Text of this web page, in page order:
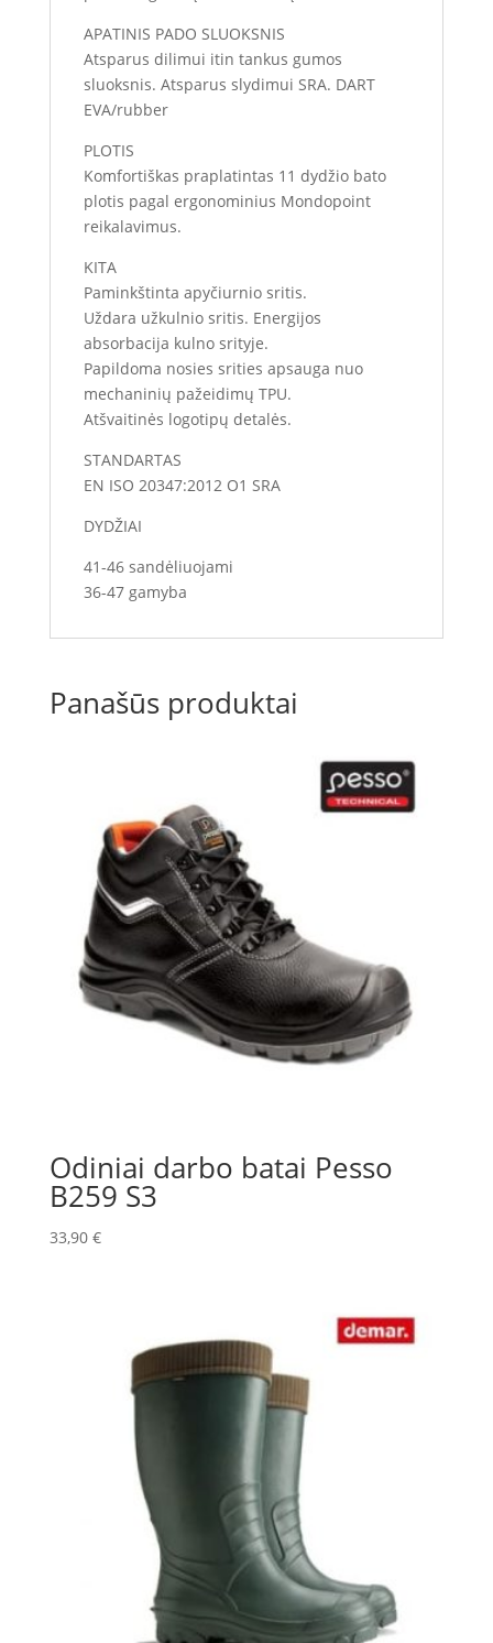
APATINIS PADO SLUOKSNIS
Atsparus dilimui itin tankus gumos
sluoksnis. Atsparus slydimui SRA. DART
EVA/rubber
PLOTIS
Komfortiškas praplatintas 11 dydžio bato
plotis pagal ergonominius Mondopoint
reikalavimus.
KITA
Paminkštinta apyčiurnio sritis.
Uždara užkulnio sritis. Energijos
absorbacija kulno srityje.
Papildoma nosies srities apsauga nuo
mechaninių pažeidimų TPU.
Atšvaitinės logotipų detalės.
STANDARTAS
EN ISO 20347:2012 O1 SRA
DYDŽIAI
41-46 sandėliuojami
36-47 gamyba
Panašūs produktai
Odiniai darbo batai Pesso
B259 S3
33,90 €